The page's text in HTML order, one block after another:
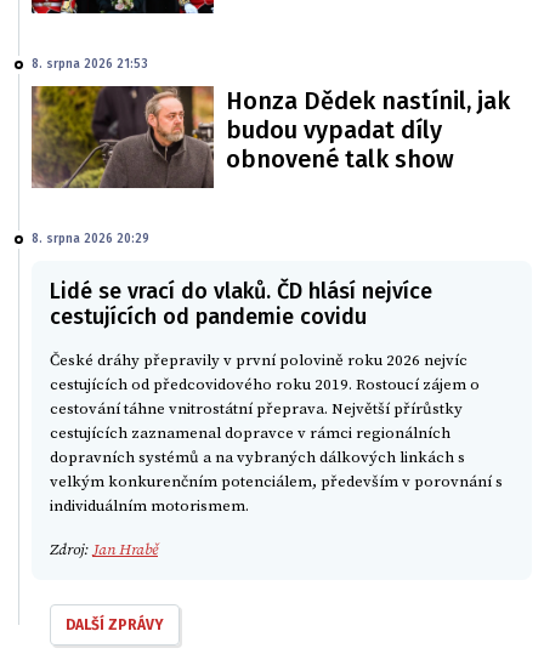
8. srpna 2026 21:53
Honza Dědek nastínil, jak
budou vypadat díly
obnovené talk show
8. srpna 2026 20:29
Lidé se vrací do vlaků. ČD hlásí nejvíce
cestujících od pandemie covidu
České dráhy přepravily v první polovině roku 2026 nejvíc
cestujících od předcovidového roku 2019. Rostoucí zájem o
cestování táhne vnitrostátní přeprava. Největší přírůstky
cestujících zaznamenal dopravce v rámci regionálních
dopravních systémů a na vybraných dálkových linkách s
velkým konkurenčním potenciálem, především v porovnání s
individuálním motorismem.
Zdroj: Jan Hrabě
DALŠÍ ZPRÁVY